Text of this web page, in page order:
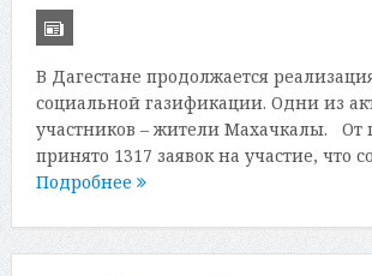
В Дагестане продолжается
социальной газификации. Одни из
участников – жители Махачкалы. От
принято 1317 заявок на участие, что
Подробнее